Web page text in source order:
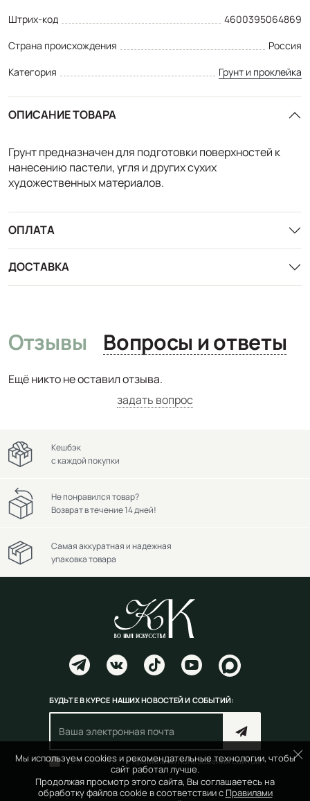
Штрих-код
4600395064869
Страна происхождения
Россия
Категория
Грунт и проклейка
ОПИСАНИЕ ТОВАРА
Грунт предназначен для подготовки поверхностей к
нанесению пастели, угля и других сухих
художественных материалов.
ОПЛАТА
ДОСТАВКА
Отзывы Вопросы и ответы
Ещё никто не оставил отзыва.
задать вопрос
Мы используем cookies и рекомендательные технологии, чтобы
сайт работал лучше.
Продолжая просмотр этого сайта, Вы соглашаетесь на
обработку файлов cookie в соответствии с Правилами
Кешбэк
с каждой покупки
Не понравился товар?
Возврат в течение 14 дней!
Самая аккуратная и надежная
упаковка товара
БУДЬТЕ В КУРСЕ НАШИХ НОВОСТЕЙ И СОБЫТИЙ:
Согласен(на) справилами пользования сайтом